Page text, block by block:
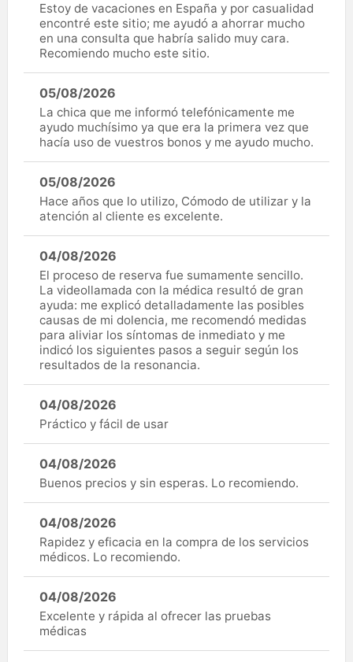
Estoy de vacaciones en España y por casualidad
encontré este sitio; me ayudó a ahorrar mucho
en una consulta que habría salido muy cara.
Recomiendo mucho este sitio.
05/08/2026
La chica que me informó telefónicamente me
ayudo muchísimo ya que era la primera vez que
hacía uso de vuestros bonos y me ayudo mucho.
05/08/2026
Hace años que lo utilizo, Cómodo de utilizar y la
atención al cliente es excelente.
04/08/2026
El proceso de reserva fue sumamente sencillo.
La videollamada con la médica resultó de gran
ayuda: me explicó detalladamente las posibles
causas de mi dolencia, me recomendó medidas
para aliviar los síntomas de inmediato y me
indicó los siguientes pasos a seguir según los
resultados de la resonancia.
04/08/2026
Práctico y fácil de usar
04/08/2026
Buenos precios y sin esperas. Lo recomiendo.
04/08/2026
Rapidez y eficacia en la compra de los servicios
médicos. Lo recomiendo.
04/08/2026
Excelente y rápida al ofrecer las pruebas
médicas